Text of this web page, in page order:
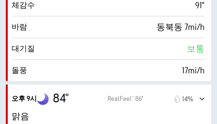
체감수 91°
바람 동북동 7mi/h
대기질 보통
돌풍 17mi/h
이슬점
오후 9시 84° RealFeel® 86° 14%
맑음